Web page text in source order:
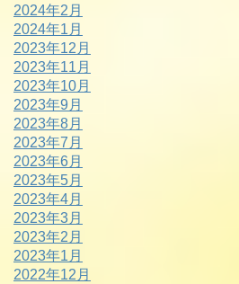
2024年2月
2024年1月
2023年12月
2023年11月
2023年10月
2023年9月
2023年8月
2023年7月
2023年6月
2023年5月
2023年4月
2023年3月
2023年2月
2023年1月
2022年12月